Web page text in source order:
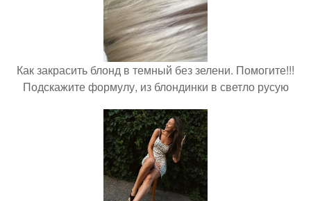
Как закрасить блонд в темный без зелени. Помогите!!!
Подскажите формулу, из блондинки в светло русую